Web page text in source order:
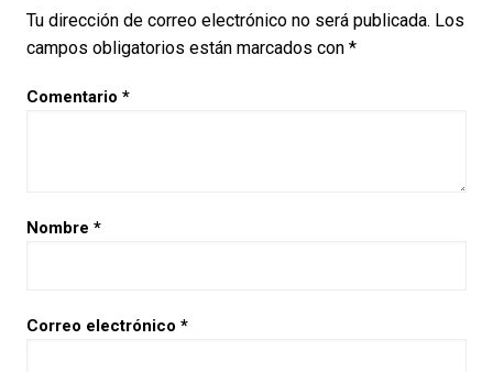
Tu dirección de correo electrónico no será publicada. Los
campos obligatorios están marcados con *
Comentario *
Nombre *
Correo electrónico *